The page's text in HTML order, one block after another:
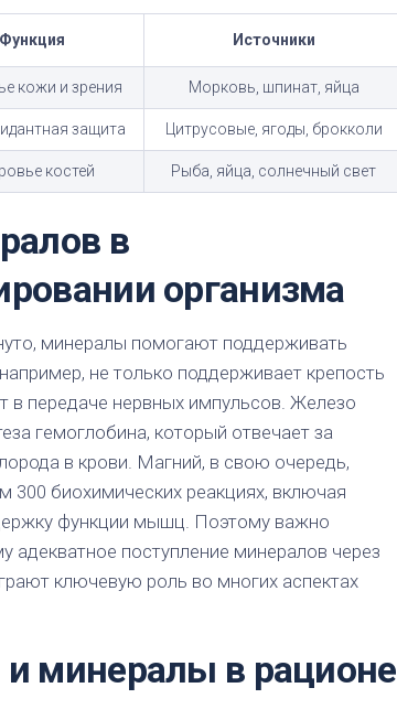
Функция Источники
кожи и зрения Морковь, шпинат, яйца
защита Цитрусовые, ягоды, брокколи
костей Рыба, яйца, солнечный свет
в
организма
минералы помогают поддерживать
не только поддерживает крепость
в передаче нервных импульсов. Железо
гемоглобина, который отвечает за
в крови. Магний, в свою очередь,
300 биохимических реакциях, включая
функции мышц. Поэтому важно
адекватное поступление минералов через
ключевую роль во многих аспектах
минералы в рационе